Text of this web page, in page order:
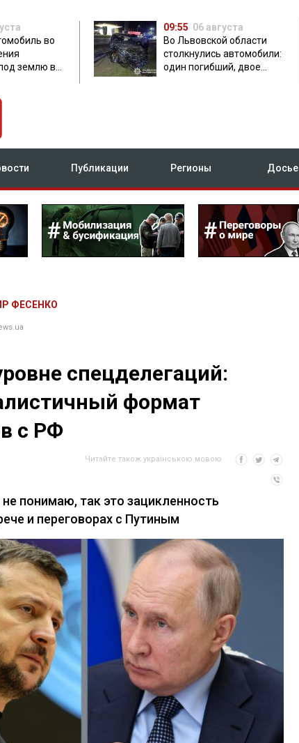
во
землю в
09:55 06 августа
Во Львовской области
столкнулись автомобили:
один погибший, двое
Публикации Регионы Досье
ФЕСЕНКО
спецделегаций:
формат
с РФ
Читайте також українською мовою
понимаю, так это зацикленность
и переговорах с Путиным